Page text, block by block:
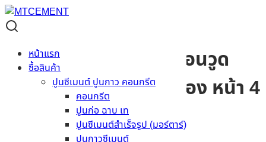
หน้าแรก
ซื้อสินค้า
ปูนซีเมนต์ ปูนกาว คอนกรีต
คอนกรีต
ปูนก่อ ฉาบ เท
ปูนซีเมนต์สำเร็จรูป (มอร์ตาร์)
ปูนกาวซีเมนต์
Material Code:
แผ่นไม้อเนกประสงค์ คอนวูด
1.2×2.4 เมตร รุ่นเซาะร่อง หน้า 4